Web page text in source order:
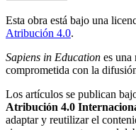
Esta obra está bajo una
Atribución 4.0.
Sapiens in Education es una
comprometida con la
Los artículos se publican
Atribución 4.0
adaptar y reutilizar el